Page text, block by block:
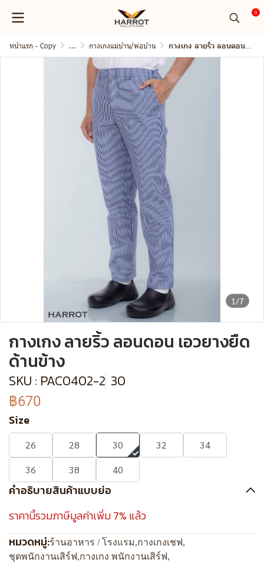
0
หน้าแรก - Copy ... กางเกงแม่บ้าน/พ่อบ้าน กางเกง ลายริ้ว ลอนดอน เอวยางยืดด้านข้าง
1/7
กางเกง ลายริ้ว ลอนดอน เอวยางยืด
ด้านข้าง
SKU : PAC0402-2 30
฿670
Size
26 28 30 32
34
36
38 40
คำอธิบายสินค้าแบบย่อ
ราคานี้รวมภาษีมูลค่าเพิ่ม 7% แล้ว
หมวดหมู่:ร้านอาหาร / โรงแรม,กางเกงเชฟ,
ชุดพนักงานเสิร์ฟ,กางเกง พนักงานเสิร์ฟ,